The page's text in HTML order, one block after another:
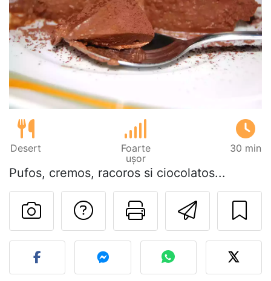
Desert
Foarte
ușor
30 min
Pufos, cremos, racoros si ciocolatos...
Printează
Adresează o
Postează o poză cu